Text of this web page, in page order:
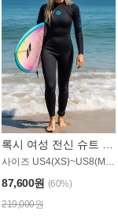
87,600원 (60%)
219,000원